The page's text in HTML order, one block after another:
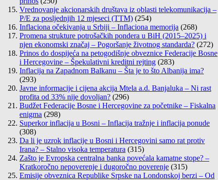
Vrednovanje akcionarskih društava iz oblasti telekomunikacija –
P/E za posljednjih 12 mjeseci (TTM) (254)
Inflaciona očekivanja u Srbiji – Inflaciona memorija (268)
Promena strukture potrošačkih pondera u BiH (2015–2025) i
njen ekonomski značaj – Pogoršanje životnog standarda? (272)
Prinos do dospijeća na petogodišnje obveznice Federacije Bosne
i Hercegovine – Špekulativni kreditni rejting (283)
Inflacija na Zapadnom Balkanu – Šta je to što Albanija ima?
(293)
Javne informacije i cijena akcija Mtela a.d. Banjaluka – Ni rast
profita od 33% nije dovoljan? (296)
Budžet Federacije Bosne i Hercegovine za početnike – Fiskalna
enigma (298)
Superkor inflacija u Bosni – Inflacija tražnje i inflacija ponude
(308)
Da li je uzrok inflacije u Bosni i Hercegovini samo rat protiv
Irana? – Stalno visoka temperatura (315)
Zašto je Evropska centralna banka povećala kamatne stope? –
Kratkoročno nepoverenje i dugoročno poverenje (315)
Emisije obveznica Republike Srpske na Londonskoj berzi – Od